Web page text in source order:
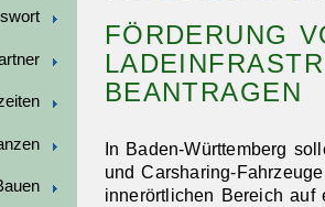
FÖRDERUNG
BEANTRAGEN
In Baden-Württemberg
und Carsharing-
innerörtlichen Bereich auf